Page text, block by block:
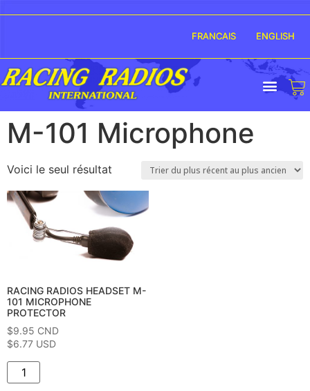
FRANCAIS ENGLISH
M-101 Microphone
Voici le seul résultat
RACING RADIOS HEADSET M-
101 MICROPHONE
PROTECTOR
$9.95 CND
$6.77 USD